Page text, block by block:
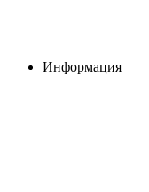
Информация